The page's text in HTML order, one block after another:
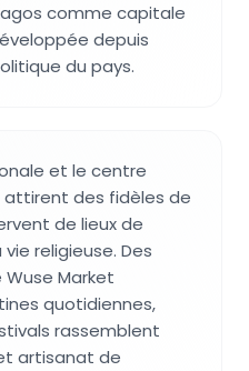
comme capitale
depuis
du pays.
et le centre
des fidèles de
de lieux de
religieuse. Des
Market
quotidiennes,
rassemblent
artisanat de